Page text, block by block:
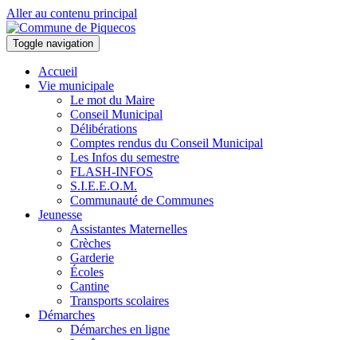
Aller au contenu principal
Toggle navigation
Accueil
Vie municipale
Le mot du Maire
Conseil Municipal
Délibérations
Comptes rendus du Conseil Municipal
Les Infos du semestre
FLASH-INFOS
S.I.E.E.O.M.
Communauté de Communes
Jeunesse
Assistantes Maternelles
Crèches
Garderie
Écoles
Cantine
Transports scolaires
Démarches
Démarches en ligne